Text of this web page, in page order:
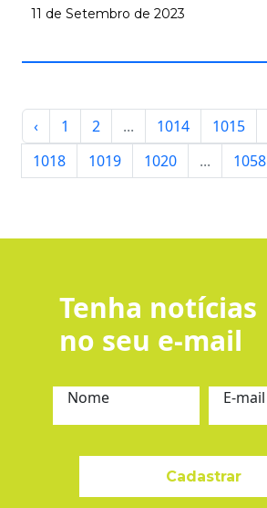
11 de Setembro de 2023
‹ 1 2 ... 1014 1015
1018
1019 1020 ... 1058
Tenha notícias
no seu e-mail
Nome E-mail
Cadastrar